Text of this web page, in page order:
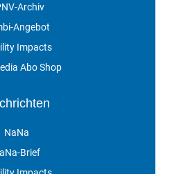
Archiv
Angebot
Impacts
Abo Shop
NaNa
Brief